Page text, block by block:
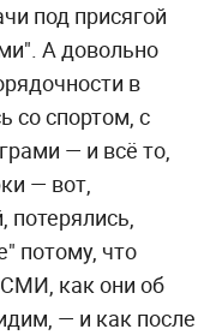
под присягой
А довольно
в
со спортом, с
— и всё то,
— вот,
потерялись,
потому, что
СМИ, как они об
— и как после